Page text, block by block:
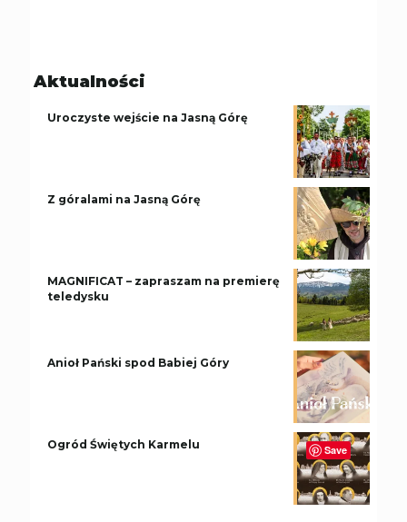
Aktualności
Uroczyste wejście na Jasną Górę
Z góralami na Jasną Górę
MAGNIFICAT – zapraszam na premierę
teledysku
Anioł Pański spod Babiej Góry
Ogród Świętych Karmelu Save